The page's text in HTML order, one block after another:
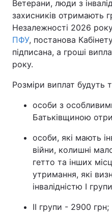
Ветерани, люди з
захисників отримають
Незалежності 2026
ПФУ, постанова
підписана, а гроші
року.
Розміри виплат будуть
особи з
Батьківщиною
особи, які мають
війни, колишні
гетто та інших
утримання, які
інвалідністю I
II групи - 2900 грн;